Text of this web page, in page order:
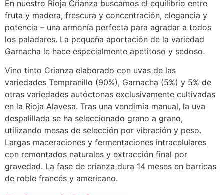
En nuestro Rioja Crianza buscamos el equilibrio entre
fruta y madera, frescura y concentración, elegancia y
potencia – una armonía perfecta para agradar a todos
los paladares. La pequeña aportación de la variedad
Garnacha le hace especialmente apetitoso y sedoso.
Vino tinto Crianza elaborado con uvas de las
variedades Tempranillo (90%), Garnacha (5%) y 5% de
otras variedades autóctonas exclusivamente cultivadas
en la Rioja Alavesa. Tras una vendimia manual, la uva
despalillada se ha seleccionado grano a grano,
utilizando mesas de selección por vibración y peso.
Largas maceraciones y fermentaciones intracelulares
con remontados naturales y extracción final por
gravedad. La fase de crianza dura 14 meses en barricas
de roble francés y americano.